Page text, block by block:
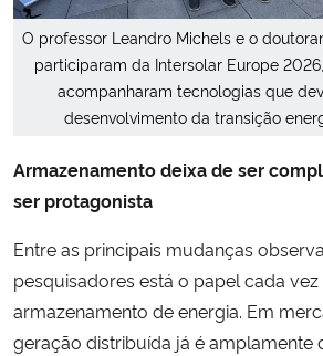
O professor Leandro Michels e o
participaram da Intersolar Europe
acompanharam tecnologias que
desenvolvimento da transição
Armazenamento deixa de ser
ser protagonista
Entre as principais mudanças
pesquisadores está o papel cada
armazenamento de energia. Em
geração distribuída já é amplamente